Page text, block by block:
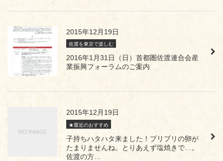
2015年12月19日
佐渡を東京で楽しむ
2016年1月31日（日）首都圏佐渡連合会産
業振興フォーラムのご案内
2015年12月19日
★最近のおすすめ
子持ちハタハタ来ました！プリプリの卵が
たまりませんね。とりあえず塩焼きで…。
佐渡の方…